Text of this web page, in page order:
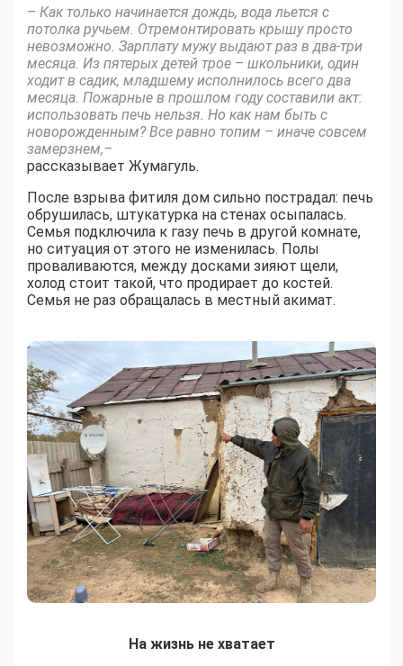
– Как только начинается дождь, вода льется с
потолка ручьем. Отремонтировать крышу просто
невозможно. Зарплату мужу выдают раз в два-три
месяца. Из пятерых детей трое – школьники, один
ходит в садик, младшему исполнилось всего два
месяца. Пожарные в прошлом году составили акт:
использовать печь нельзя. Но как нам быть с
новорожденным? Все равно топим – иначе совсем
замерзнем,–
рассказывает Жумагуль.
После взрыва фитиля дом сильно пострадал: печь
обрушилась, штукатурка на стенах осыпалась.
Семья подключила к газу печь в другой комнате,
но ситуация от этого не изменилась. Полы
проваливаются, между досками зияют щели,
холод стоит такой, что продирает до костей.
Семья не раз обращалась в местный акимат.
На жизнь не хватает